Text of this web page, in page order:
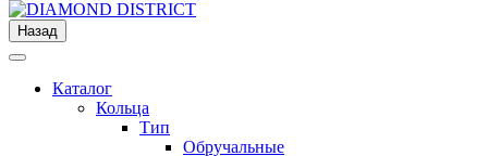
Назад
Каталог
Кольца
Тип
Обручальные